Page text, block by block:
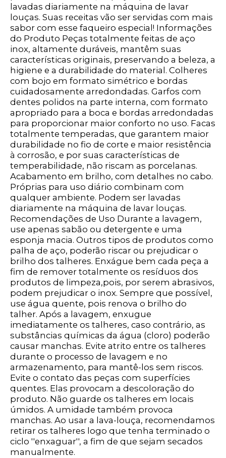
lavadas diariamente na máquina de lavar
louças. Suas receitas vão ser servidas com mais
sabor com esse faqueiro especial! Informações
do Produto Peças totalmente feitas de aço
inox, altamente duráveis, mantêm suas
características originais, preservando a beleza, a
higiene e a durabilidade do material. Colheres
com bojo em formato simétrico e bordas
cuidadosamente arredondadas. Garfos com
dentes polidos na parte interna, com formato
apropriado para a boca e bordas arredondadas
para proporcionar maior conforto no uso. Facas
totalmente temperadas, que garantem maior
durabilidade no fio de corte e maior resistência
à corrosão, e por suas características de
temperabilidade, não riscam as porcelanas.
Acabamento em brilho, com detalhes no cabo.
Próprias para uso diário combinam com
qualquer ambiente. Podem ser lavadas
diariamente na máquina de lavar louças.
Recomendações de Uso Durante a lavagem,
use apenas sabão ou detergente e uma
esponja macia. Outros tipos de produtos como
palha de aço, poderão riscar ou prejudicar o
brilho dos talheres. Enxágue bem cada peça a
fim de remover totalmente os resíduos dos
produtos de limpeza,pois, por serem abrasivos,
podem prejudicar o inox. Sempre que possível,
use água quente, pois renova o brilho do
talher. Após a lavagem, enxugue
imediatamente os talheres, caso contrário, as
substâncias químicas da água (cloro) poderão
causar manchas. Evite atrito entre os talheres
durante o processo de lavagem e no
armazenamento, para mantê-los sem riscos.
Evite o contato das peças com superfícies
quentes. Elas provocam a descoloração do
produto. Não guarde os talheres em locais
úmidos. A umidade também provoca
manchas. Ao usar a lava-louça, recomendamos
retirar os talheres logo que tenha terminado o
ciclo ''enxaguar'', a fim de que sejam secados
manualmente.